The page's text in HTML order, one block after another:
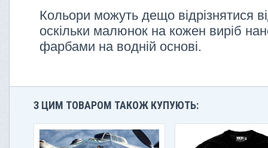
Кольори можуть дещо відрізнятися
оскільки малюнок на кожен виріб
фарбами на водній основі.
З ЦИМ ТОВАРОМ ТАКОЖ КУПУЮТЬ: